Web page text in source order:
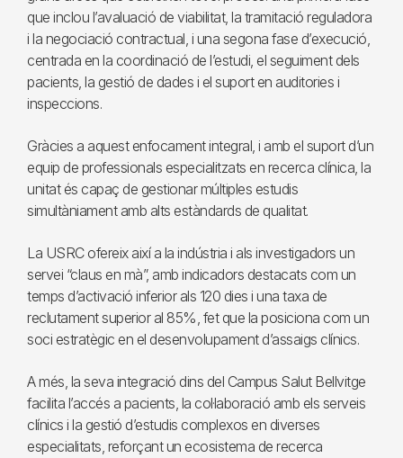
que inclou l’avaluació de viabilitat, la tramitació reguladora
i la negociació contractual, i una segona fase d’execució,
centrada en la coordinació de l’estudi, el seguiment dels
pacients, la gestió de dades i el suport en auditories i
inspeccions.
Gràcies a aquest enfocament integral, i amb el suport d’un
equip de professionals especialitzats en recerca clínica, la
unitat és capaç de gestionar múltiples estudis
simultàniament amb alts estàndards de qualitat.
La USRC ofereix així a la indústria i als investigadors un
servei “claus en mà”, amb indicadors destacats com un
temps d’activació inferior als 120 dies i una taxa de
reclutament superior al 85%, fet que la posiciona com un
soci estratègic en el desenvolupament d’assaigs clínics.
A més, la seva integració dins del Campus Salut Bellvitge
facilita l’accés a pacients, la col·laboració amb els serveis
clínics i la gestió d’estudis complexos en diverses
especialitats, reforçant un ecosistema de recerca